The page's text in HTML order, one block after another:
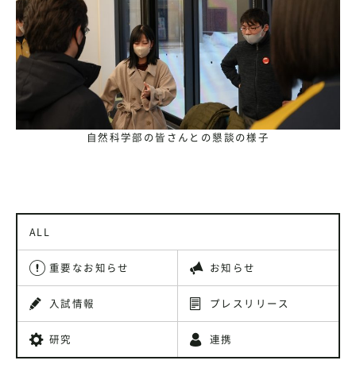
自然科学部の皆さんとの懇談の様子
ALL
重要なお知らせ お知らせ
入試情報 プレスリリース
研究 連携